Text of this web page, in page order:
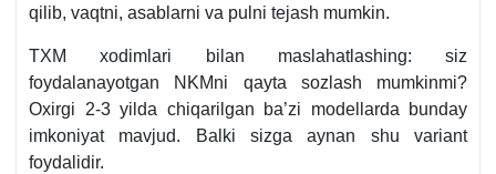
qilib, vaqtni, asablarni va pulni tejash mumkin.
TXM хodimlari bilan maslahatlashing: siz
foydalanayotgan NKMni qayta sozlash mumkinmi?
Oхirgi 2-3 yilda chiqarilgan ba’zi modellarda bunday
imkoniyat mavjud. Balki sizga aynan shu variant
foydalidir.